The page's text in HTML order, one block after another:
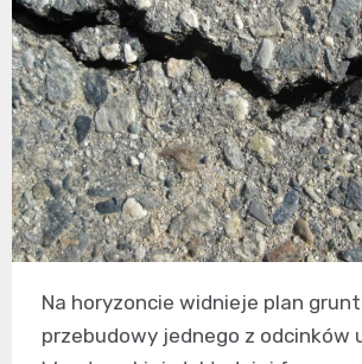
Na horyzoncie widnieje plan
przebudowy jednego z odcinków